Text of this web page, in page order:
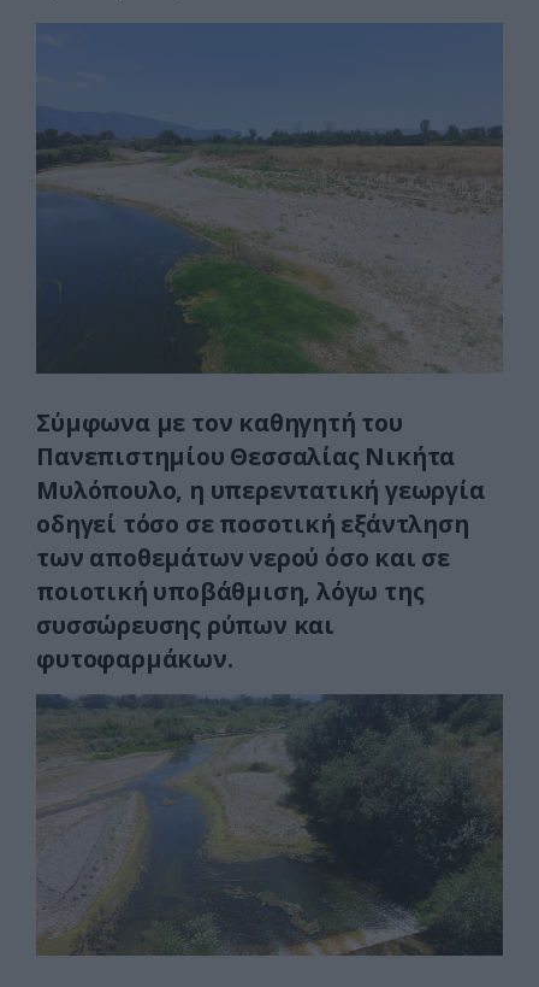
Σύμφωνα με τον καθηγητή του
Πανεπιστημίου Θεσσαλίας Νικήτα
Μυλόπουλο, η υπερεντατική γεωργία
οδηγεί τόσο σε ποσοτική εξάντληση
των αποθεμάτων νερού όσο και σε
ποιοτική υποβάθμιση, λόγω της
συσσώρευσης ρύπων και
φυτοφαρμάκων.